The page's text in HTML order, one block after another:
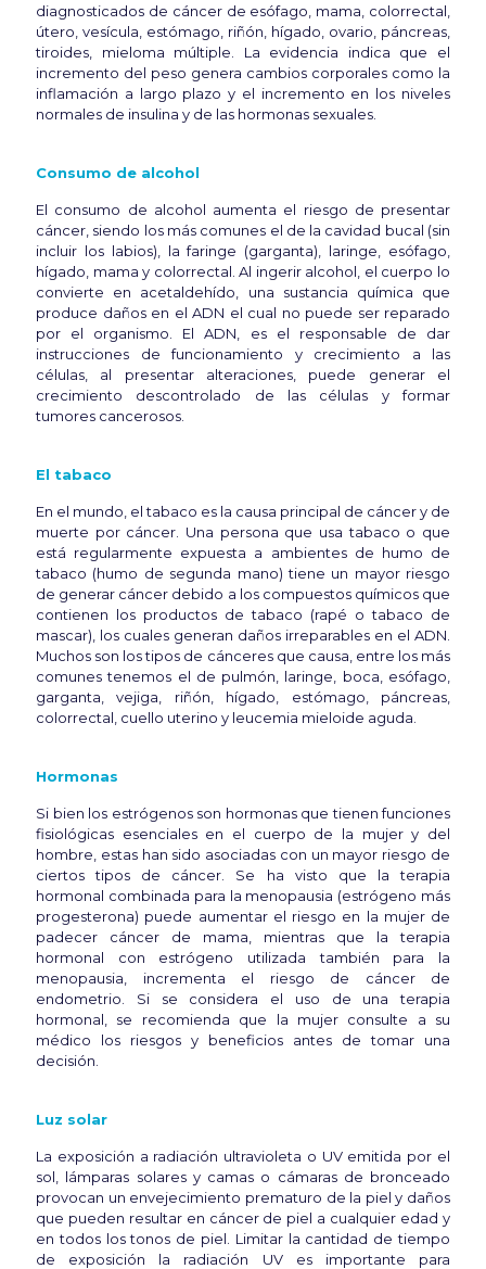
diagnosticados de cáncer de esófago, mama, colorrectal,
útero, vesícula, estómago, riñón, hígado, ovario, páncreas,
tiroides, mieloma múltiple. La evidencia indica que el
incremento del peso genera cambios corporales como la
inflamación a largo plazo y el incremento en los niveles
normales de insulina y de las hormonas sexuales.
Consumo de alcohol
El consumo de alcohol aumenta el riesgo de presentar
cáncer, siendo los más comunes el de la cavidad bucal (sin
incluir los labios), la faringe (garganta), laringe, esófago,
hígado, mama y colorrectal. Al ingerir alcohol, el cuerpo lo
convierte en acetaldehído, una sustancia química que
produce daños en el ADN el cual no puede ser reparado
por el organismo. El ADN, es el responsable de dar
instrucciones de funcionamiento y crecimiento a las
células, al presentar alteraciones, puede generar el
crecimiento descontrolado de las células y formar
tumores cancerosos.
El tabaco
En el mundo, el tabaco es la causa principal de cáncer y de
muerte por cáncer. Una persona que usa tabaco o que
está regularmente expuesta a ambientes de humo de
tabaco (humo de segunda mano) tiene un mayor riesgo
de generar cáncer debido a los compuestos químicos que
contienen los productos de tabaco (rapé o tabaco de
mascar), los cuales generan daños irreparables en el ADN.
Muchos son los tipos de cánceres que causa, entre los más
comunes tenemos el de pulmón, laringe, boca, esófago,
garganta, vejiga, riñón, hígado, estómago, páncreas,
colorrectal, cuello uterino y leucemia mieloide aguda.
Hormonas
Si bien los estrógenos son hormonas que tienen funciones
fisiológicas esenciales en el cuerpo de la mujer y del
hombre, estas han sido asociadas con un mayor riesgo de
ciertos tipos de cáncer. Se ha visto que la terapia
hormonal combinada para la menopausia (estrógeno más
progesterona) puede aumentar el riesgo en la mujer de
padecer cáncer de mama, mientras que la terapia
hormonal con estrógeno utilizada también para la
menopausia, incrementa el riesgo de cáncer de
endometrio. Si se considera el uso de una terapia
hormonal, se recomienda que la mujer consulte a su
médico los riesgos y beneficios antes de tomar una
decisión.
Luz solar
La exposición a radiación ultravioleta o UV emitida por el
sol, lámparas solares y camas o cámaras de bronceado
provocan un envejecimiento prematuro de la piel y daños
que pueden resultar en cáncer de piel a cualquier edad y
en todos los tonos de piel. Limitar la cantidad de tiempo
de exposición la radiación UV es importante para